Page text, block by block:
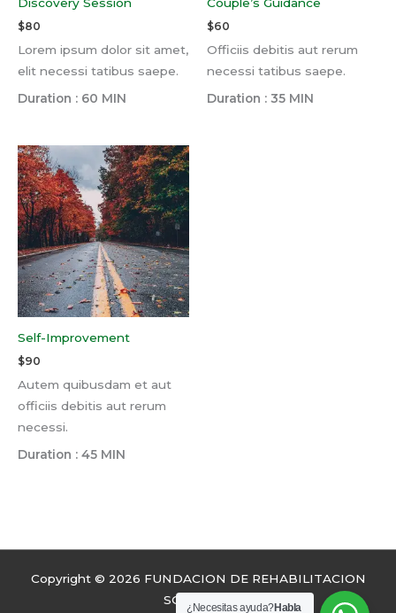
$80
Lorem ipsum dolor sit amet,
elit necessi tatibus saepe.
Duration : 60 MIN
$60
Officiis debitis aut rerum
necessi tatibus saepe.
Duration : 35 MIN
Self-Improvement
$90
Autem quibusdam et aut
officiis debitis aut rerum
necessi.
Duration : 45 MIN
Copyright © 2026 FUNDACION DE REHABILITACION
SOLEIL IPS
¿Necesitas ayuda?Habla